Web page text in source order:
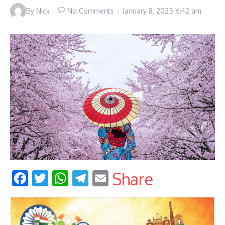
By Nick No Comments January 8, 2025 6:42 am
Facebook
Twitter
WhatsApp
Telegram
Email
Share